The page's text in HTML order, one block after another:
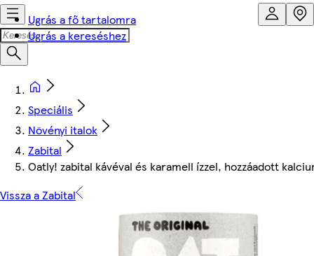
Ugrás a fő tartalomra
Ugrás a kereséshez
Speciális
Növényi italok
Zabital
Oatly! zabital kávéval és karamell ízzel, hozzáadott
Vissza a Zabital